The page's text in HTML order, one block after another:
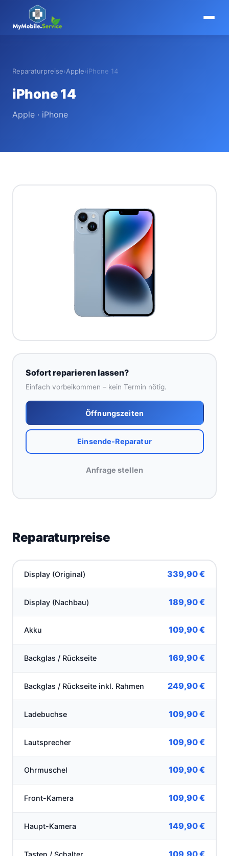
MyMobile.Service
Reparaturpreise›Apple›iPhone 14
iPhone 14
Apple · iPhone
Sofort reparieren lassen?
Einfach vorbeikommen – kein Termin nötig.
Öffnungszeiten
Einsende-Reparatur
Anfrage stellen
Reparaturpreise
Display (Original) 339,90 €
Display (Nachbau) 189,90 €
Akku 109,90 €
Backglas / Rückseite 169,90 €
Backglas / Rückseite inkl. Rahmen 249,90 €
Ladebuchse 109,90 €
Lautsprecher 109,90 €
Ohrmuschel 109,90 €
Front-Kamera 109,90 €
Haupt-Kamera 149,90 €
Tasten / Schalter 109,90 €